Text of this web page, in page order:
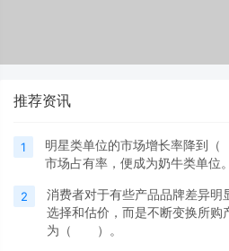
推荐资讯
1
明星类单位的市场增长率降到
市场占有率，便成为奶牛类单位
2
消费者对于有些产品品牌差异明
选择和估价，而是不断变换所购
为（ ）。